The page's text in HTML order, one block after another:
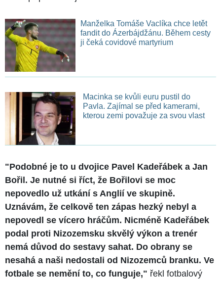
Manželka Tomáše Vaclíka chce letět
fandit do Ázerbájdžánu. Během cesty
ji čeká covidové martyrium
Macinka se kvůli euru pustil do
Pavla. Zajímal se před kamerami,
kterou zemi považuje za svou vlast
"Podobné je to u dvojice Pavel Kadeřábek a Jan
Bořil. Je nutné si říct, že Bořilovi se moc
nepovedlo už utkání s Anglií ve skupině.
Uznávám, že celkově ten zápas hezký nebyl a
nepovedl se vícero hráčům. Nicméně Kadeřábek
podal proti Nizozemsku skvělý výkon a trenér
nemá důvod do sestavy sahat. Do obrany se
nesahá a naši nedostali od Nizozemců branku. Ve
fotbale se nemění to, co funguje," řekl fotbalový